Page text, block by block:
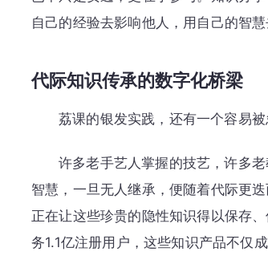
自己的经验去影响他人，用自己的智慧
代际知识传承的数字化桥梁
荔课的银发实践，还有一个容易
许多老手艺人掌握的技艺，许多
智慧，一旦无人继承，便随着代际更
正在让这些珍贵的隐性知识得以保存
务1.1亿注册用户，这些知识产品不仅